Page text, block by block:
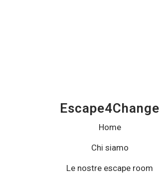
Escape4Change
Home
Chi siamo
Le nostre escape room